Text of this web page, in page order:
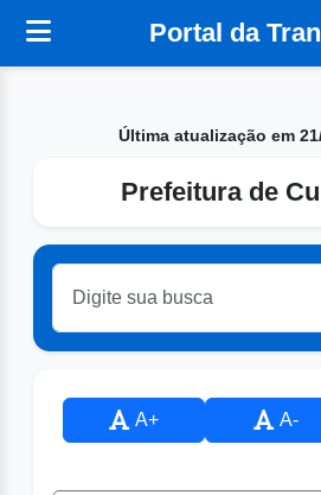
Portal da
Última atualização em
Prefeitura de
A+ A-